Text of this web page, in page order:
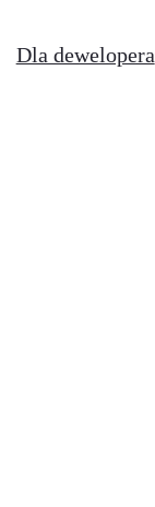
Dla dewelopera